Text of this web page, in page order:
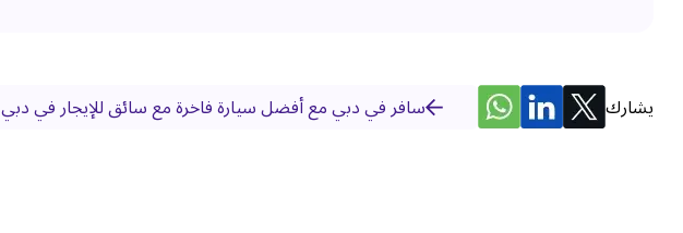
يشارك سافر في دبي مع أفضل سيارة فاخرة مع سائق للإيجار في دبي